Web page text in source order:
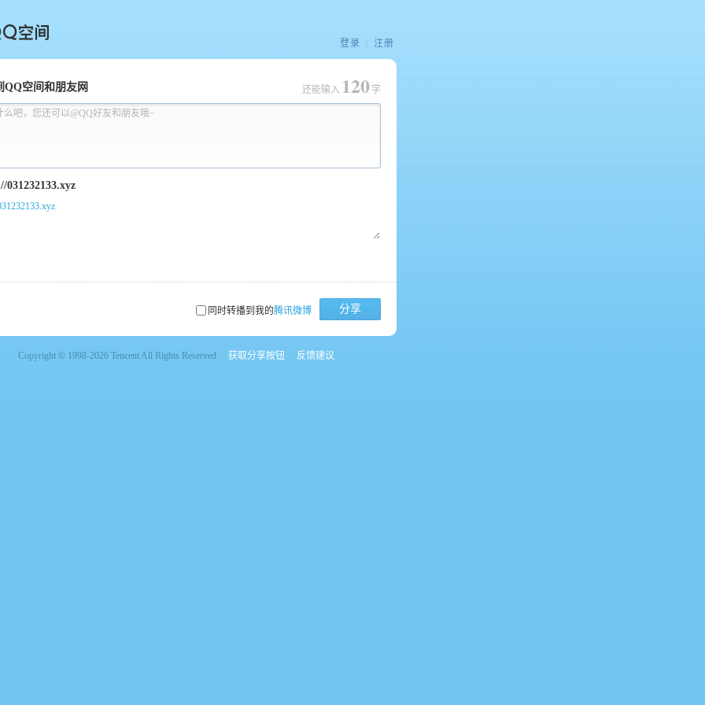
间
登录 注册
QQ空间和朋友网
么吧，您还可以@QQ好友和朋友哦~
还能输入 120 字
同时转播到我的腾讯微博 分享
Copyright © 1998-2026 Tencent All Rights Reserved 获取分享按钮 反馈建议